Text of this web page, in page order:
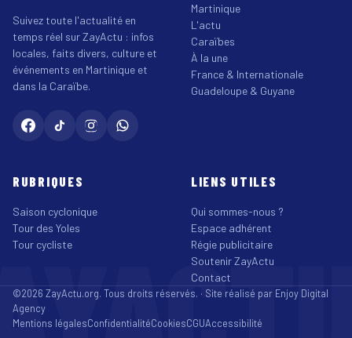
Suivez toute l'actualité en
temps réel sur ZayActu : infos
locales, faits divers, culture et
événements en Martinique et
dans la Caraïbe.
Martinique
L'actu
Caraïbes
À la une
France & Internationale
Guadeloupe & Guyane
RUBRIQUES
Saison cyclonique
Tour des Yoles
Tour cycliste
LIENS UTILES
Qui sommes-nous ?
Espace adhérent
Régie publicitaire
Soutenir ZayActu
Contact
©2026 ZayActu.org. Tous droits réservés. · Site réalisé par Enjoy Digital
Agency
Mentions légalesConfidentialitéCookiesCGUAccessibilité